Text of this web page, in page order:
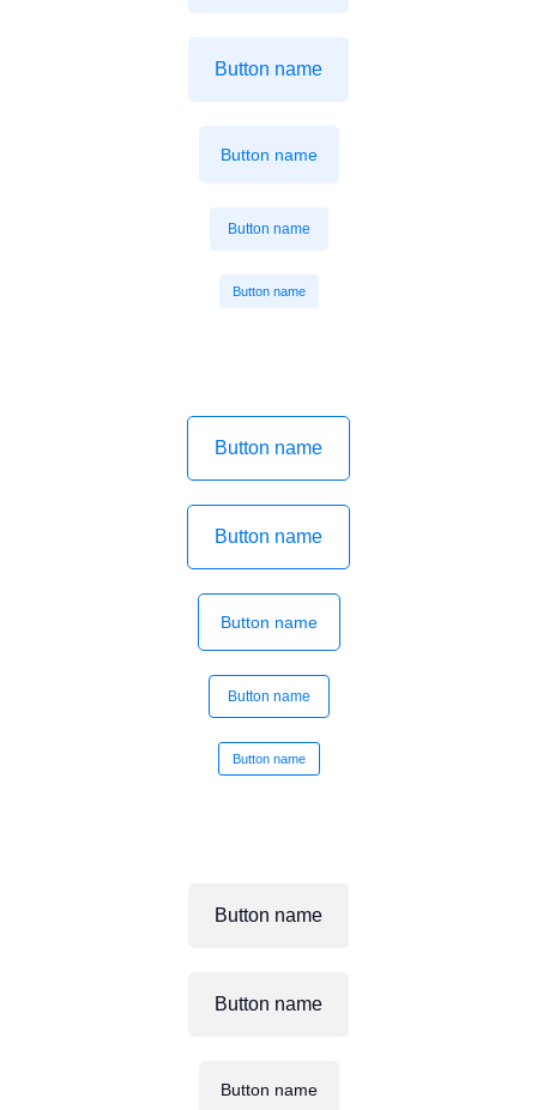
Button name
Button name
Button name
Button name
Button name
Button name
Button name
Button name
Button name
Button name
Button name
Button name